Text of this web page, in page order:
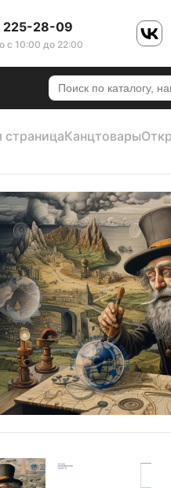
225-28-09
с 10:00 до 22:00
страницаКанцтовары